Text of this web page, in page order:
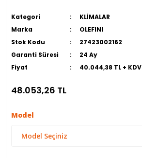
Kategori
KLİMALAR
Marka
OLEFINI
Stok Kodu
27423002162
Garanti Süresi
24 Ay
Fiyat
40.044,38 TL + KDV
48.053,26 TL
Model